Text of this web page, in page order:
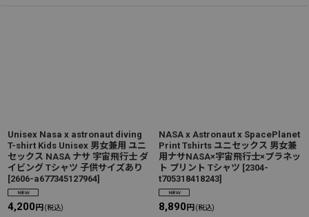
Unisex Nasa x astronaut diving
T-shirt Kids Unisex 男女兼用 ユニ
セックス NASA ナサ 宇宙飛行士 ダ
イビング Tシャツ 子供サイズあり
[2606-a677345127964]
4,200 円 (税込)
NASA x Astronaut x SpacePlanet
Print Tshirts ユニセックス 男女兼
用ナサNASA×宇宙飛行士×プラネッ
ト プリント Tシャツ [2304-
t705318418243]
8,890 円 (税込)